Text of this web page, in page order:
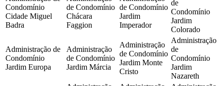
Condomínio
Cidade Miguel
Badra
de Condomínio
Chácara
Faggion
de Condomínio
Jardim
Imperador
de
Condomínio
Jardim
Colorado
Administração de
Condomínio
Jardim Europa
Administração
de Condomínio
Jardim Márcia
Administração
de Condomínio
Jardim Monte
Cristo
Administração
de
Condomínio
Jardim
Nazareth